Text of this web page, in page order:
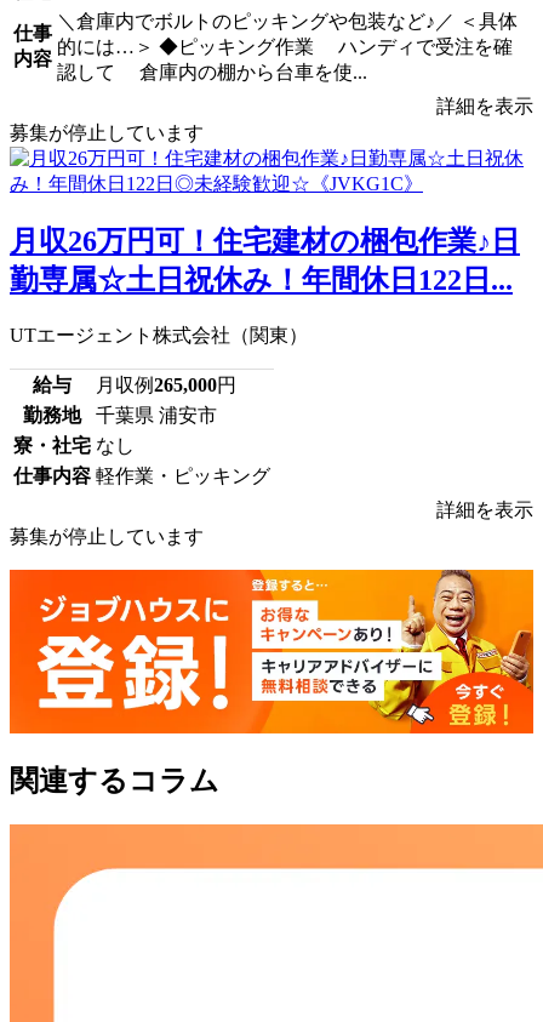
仕事
内容
＼倉庫内でボルトのピッキングや包装など♪／ ＜具体
的には…＞ ◆ピッキング作業 ハンディで受注を確
認して 倉庫内の棚から台車を使...
詳細を表示
募集が停止しています
月収26万円可！住宅建材の梱包作業♪日
勤専属☆土日祝休み！年間休日122日...
UTエージェント株式会社（関東）
給与 月収例265,000円
勤務地
千葉県 浦安市
寮・社宅 なし
仕事内容 軽作業・ピッキング
詳細を表示
募集が停止しています
関連するコラム